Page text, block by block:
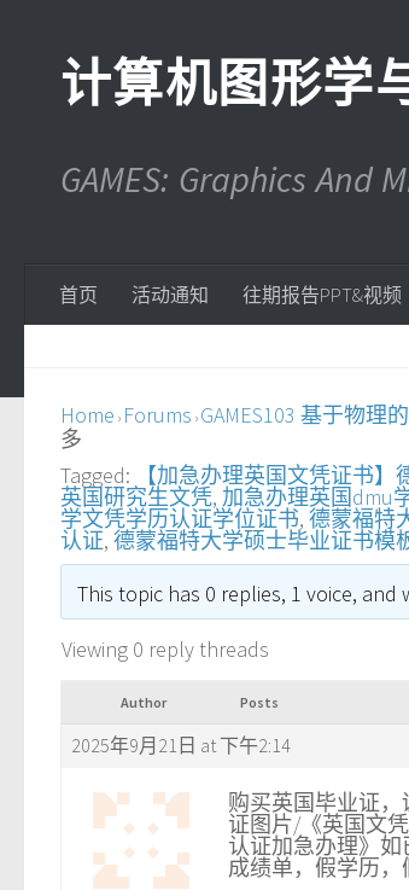
计算机图形学
GAMES: Graphics And
首页 活动通知 往期报告PPT&视频
Home › Forums › GAMES103 基于物理
多
Tagged:
【加急办理英国文凭证书
英国研究生文凭, 加急办理英国dmu
学文凭学历认证学位证书, 德蒙福特
认证, 德蒙福特大学硕士毕业证书模
This topic has 0 replies, 1 voice, and
Viewing 0 reply threads
Author Posts
2025年9月21日 at 下午2:14
购买英国毕业证，
证图片/《英国文
认证加急办理》
成绩单，假学历，